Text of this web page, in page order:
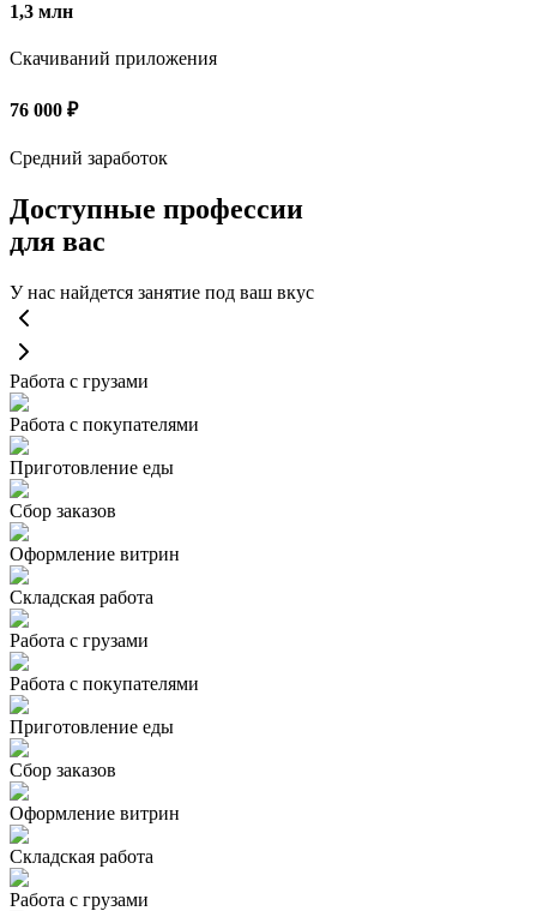
1,3 млн
Скачиваний приложения
76 000 ₽
Средний заработок
Доступные профессии
для вас
У нас найдется занятие под ваш вкус
Работа с грузами
Работа с покупателями
Приготовление еды
Сбор заказов
Оформление витрин
Складская работа
Работа с грузами
Работа с покупателями
Приготовление еды
Сбор заказов
Оформление витрин
Складская работа
Работа с грузами